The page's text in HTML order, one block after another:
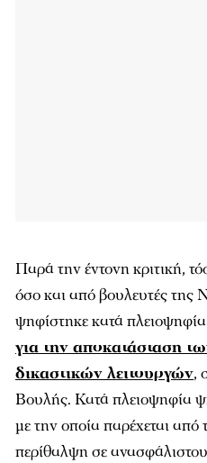
Παρά την έντονη κριτική,
όσο και από βουλευτές της
ψηφίστηκε κατά
για την αποκατάσταση
δικαστικών λειτουργών,
Βουλής. Κατά πλειοψηφία
με την οποία παρέχεται
περίθαλψη σε